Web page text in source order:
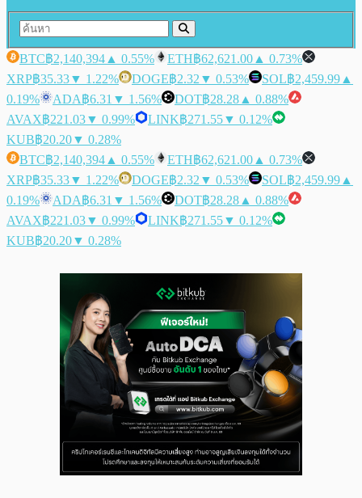
BTC฿2,140,394 ▲ 0.55% ETH฿62,621.00 ▲ 0.73%
XRP฿35.33▼ 1.22% DOGE฿2.32 ▼ 0.53% SOL฿2,459.99 ▲
0.19%
ADA฿6.31 ▼ 1.56% DOT฿28.28 ▲ 0.88%
AVAX฿221.03▼ 0.99% LINK฿271.55▼ 0.12%
KUB฿20.20▼ 0.28%
BTC฿2,140,394 ▲ 0.55% ETH฿62,621.00 ▲ 0.73%
XRP฿35.33▼ 1.22% DOGE฿2.32 ▼ 0.53% SOL฿2,459.99 ▲
0.19%
ADA฿6.31 ▼ 1.56% DOT฿28.28 ▲ 0.88%
AVAX฿221.03▼ 0.99% LINK฿271.55▼ 0.12%
KUB฿20.20▼ 0.28%